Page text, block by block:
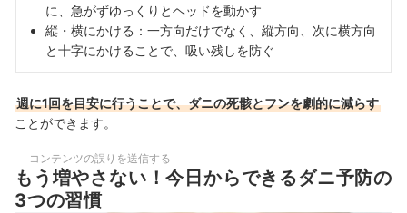
に、急がずゆっくりとヘッドを動かす
縦・横にかける：一方向だけでなく、縦方向、次に横方向
と十字にかけることで、吸い残しを防ぐ
週に1回を目安に行うことで、ダニの死骸とフンを劇的に減らす
ことができます。
コンテンツの誤りを送信する
もう増やさない！今日からできるダニ予防の
3つの習慣